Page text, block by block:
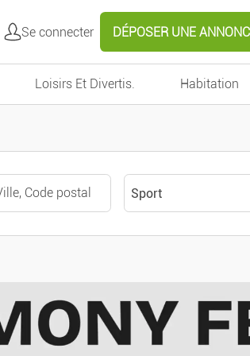
Se connecter DÉPOSER UNE
Loisirs Et Divertis. Habitation
Valider
Sport
Toutes catégories
Voitures